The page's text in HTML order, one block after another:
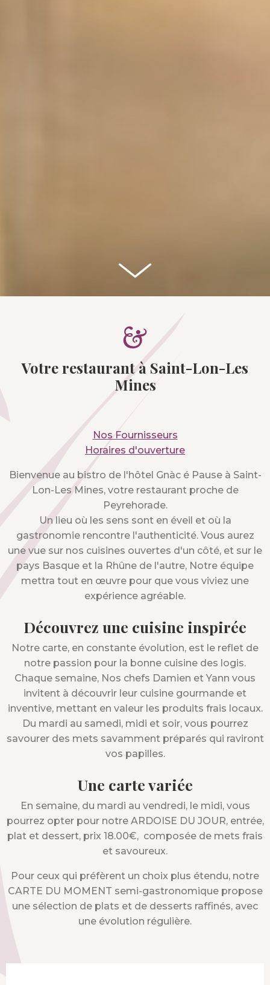
Votre restaurant à Saint-Lon-Les
Mines
Nos Fournisseurs
Horaires d'ouverture
Bienvenue au bistro de l'hôtel Gnàc é Pause à Saint-
Lon-Les Mines, votre restaurant proche de
Peyrehorade.
Un lieu où les sens sont en éveil et où la
gastronomie rencontre l'authenticité. Vous aurez
une vue sur nos cuisines ouvertes d'un côté, et sur le
pays Basque et la Rhûne de l'autre, Notre équipe
mettra tout en œuvre pour que vous viviez une
expérience agréable.
Découvrez une cuisine inspirée
Notre carte, en constante évolution, est le reflet de
notre passion pour la bonne cuisine des logis.
Chaque semaine, Nos chefs Damien et Yann vous
invitent à découvrir leur cuisine gourmande et
inventive, mettant en valeur les produits frais locaux.
Du mardi au samedi, midi et soir, vous pourrez
savourer des mets savamment préparés qui raviront
vos papilles.
Une carte variée
En semaine, du mardi au vendredi, le midi, vous
pourrez opter pour notre ARDOISE DU JOUR, entrée,
plat et dessert, prix 18.00€, composée de mets frais
et savoureux.
Pour ceux qui préfèrent un choix plus étendu, notre
CARTE DU MOMENT semi-gastronomique propose
une sélection de plats et de desserts raffinés, avec
une évolution régulière.